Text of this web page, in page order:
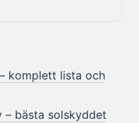
komplett lista och
– bästa solskyddet